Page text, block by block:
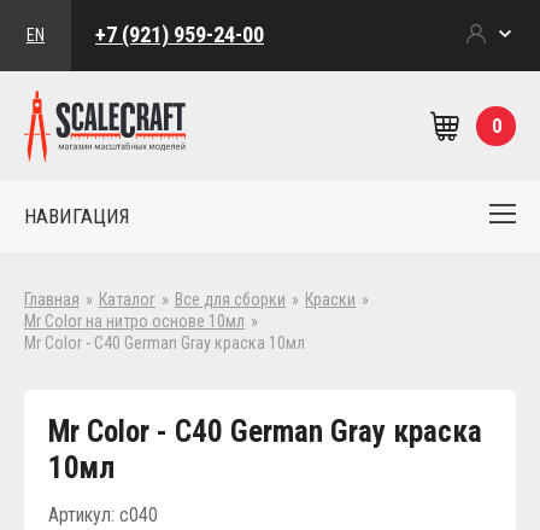
EN +7 (921) 959-24-00
0
НАВИГАЦИЯ
Главная » Каталог » Все для сборки » Краски »
Mr Color на нитро основе 10мл »
Mr Color - C40 German Gray краска 10мл
Mr Color - C40 German Gray краска
10мл
Артикул: c040